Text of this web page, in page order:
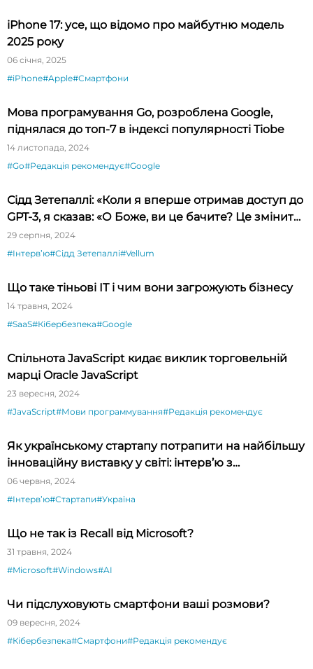
iPhone 17: усе, що відомо про майбутню модель
2025 року
06 січня, 2025
#iPhone#Apple#Смартфони
Мова програмування Go, розроблена Google,
піднялася до топ-7 в індексі популярності Tiobe
14 листопада, 2024
#Go#Редакція рекомендує#Google
Сідд Зетепаллі: «Коли я вперше отримав доступ до
GPT-3, я сказав: «О Боже, ви це бачите? Це змінить
світ!»
29 серпня, 2024
#Інтервʼю#Сідд Зетепаллі#Vellum
Що таке тіньові IT і чим вони загрожують бізнесу
14 травня, 2024
#SaaS#Кібербезпека#Google
Спільнота JavaScript кидає виклик торговельній
марці Oracle JavaScript
23 вересня, 2024
#JavaScript#Мови программування#Редакція рекомендує
Як українському стартапу потрапити на найбільшу
інноваційну виставку у світі: інтерв’ю з
президентом CES Гері Шапіро
06 червня, 2024
#Інтервʼю#Стартапи#Україна
Що не так із Recall від Microsoft?
31 травня, 2024
#Microsoft#Windows#AI
Чи підслуховують смартфони ваші розмови?
09 вересня, 2024
#Кібербезпека#Смартфони#Редакція рекомендує